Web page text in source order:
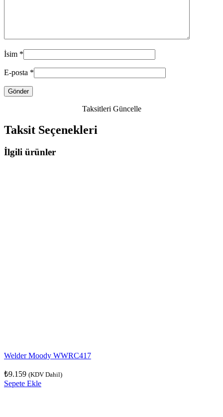
İsim *
E-posta *
Taksitleri Güncelle
Taksit Seçenekleri
İlgili ürünler
Welder Moody WWRC417
₺9.159 (KDV Dahil)
Sepete Ekle